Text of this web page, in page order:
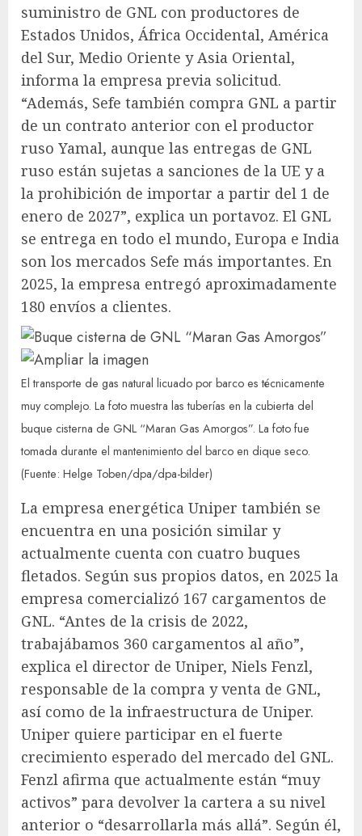
suministro de GNL con productores de
Estados Unidos, África Occidental, América
del Sur, Medio Oriente y Asia Oriental,
informa la empresa previa solicitud.
“Además, Sefe también compra GNL a partir
de un contrato anterior con el productor
ruso Yamal, aunque las entregas de GNL
ruso están sujetas a sanciones de la UE y a
la prohibición de importar a partir del 1 de
enero de 2027”, explica un portavoz. El GNL
se entrega en todo el mundo, Europa e India
son los mercados Sefe más importantes. En
2025, la empresa entregó aproximadamente
180 envíos a clientes.
El transporte de gas natural licuado por barco es técnicamente
muy complejo. La foto muestra las tuberías en la cubierta del
buque cisterna de GNL “Maran Gas Amorgos”. La foto fue
tomada durante el mantenimiento del barco en dique seco.
(Fuente: Helge Toben/dpa/dpa-bilder)
La empresa energética Uniper también se
encuentra en una posición similar y
actualmente cuenta con cuatro buques
fletados. Según sus propios datos, en 2025 la
empresa comercializó 167 cargamentos de
GNL. “Antes de la crisis de 2022,
trabajábamos 360 cargamentos al año”,
explica el director de Uniper, Niels Fenzl,
responsable de la compra y venta de GNL,
así como de la infraestructura de Uniper.
Uniper quiere participar en el fuerte
crecimiento esperado del mercado del GNL.
Fenzl afirma que actualmente están “muy
activos” para devolver la cartera a su nivel
anterior o “desarrollarla más allá”. Según él,